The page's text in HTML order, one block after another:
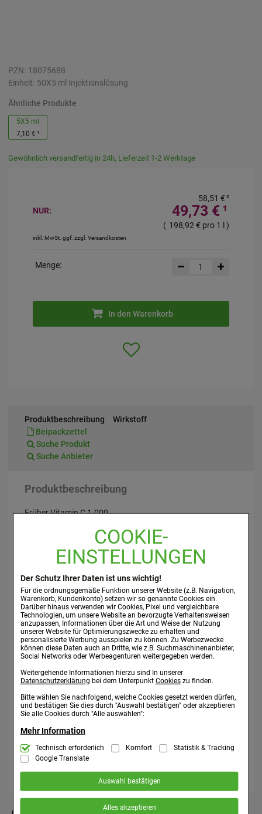
COOKIE-
EINSTELLUNGEN
Der Schutz Ihrer Daten ist uns wichtig!
Für die ordnungsgemäße Funktion unserer Website (z.B. Navigation,
Warenkorb, Kundenkonto) setzen wir so genannte Cookies ein.
Darüber hinaus verwenden wir Cookies, Pixel und vergleichbare
Technologien, um unsere Website an bevorzugte Verhaltensweisen
anzupassen, Informationen über die Art und Weise der Nutzung
unserer Website für Optimierungszwecke zu erhalten und
personalisierte Werbung ausspielen zu können. Zu Werbezwecke
können diese Daten auch an Dritte, wie z.B. Suchmaschinenanbieter,
Social Networks oder Werbeagenturen weitergegeben werden.
Weitergehende Informationen hierzu sind In unserer
Datenschutzerklärung bei dem Unterpunkt Cookieszu finden.
Bitte wählen Sie nachfolgend, welche Cookies gesetzt werden dürfen,
und bestätigen Sie dies durch "Auswahl bestätigen" oder akzeptieren
Sie alle Cookies durch "Alle auswählen":
Mehr Information
Technisch Notwendig:Hierbei handelt es sich um Cookies, die für
die Grundfunktionen unserer Website notwendig sind (z.B. Navigation,
Warenkorb, Kundenkonto), weshalb auf diese nicht verzichtet werden
kann.
Komfort:Diese Cookies werden genutzt um das Einkaufserlebnis
noch ansprechender zu gestalten, beispielsweise für die
Wiedererkennung des Besuchers oder unsere Seite an bevorzugte
Technisch erforderlich Komfort
Statistik & Tracking
Google Translate
Auswahl bestätigen
Alles akzeptieren
PZN: 18075688
Einheit: 50X5 ml Injektionslösung
Ähnliche Produkte
5X5 ml
7,10 € ¹
Gewöhnlich versandfertig in 24h, Lieferzeit 1-2 Werktage
NUR: 49,73 € ¹
58,51 €²
inkl. MwSt. ggf. zzgl. Versandkosten
( 198,92 € pro 1 l )
Menge:
In den Warenkorb
Produktbeschreibung
Wirkstoff
Beipackzettel
Suche Produkt
Suche Anbieter
Produktbeschreibung
Früher Vitamin C 1.000
Vitamin-C-Hochdosis-Injektionslösung für ein starkes
Immunsystem
Zur Vorbeugung und Therapie von Vitamin C-Mangel.
Vitamin C dient dem Körper zum Beispiel als Antioxidans
und hat Einfluss auf die normale Funktion des
Immunsystems. Dies kann bei einem Mangel an Vitamin C
beeinträchtigt sein, so dass der Körper anfälliger für
Infekte wird. Eine intravenöse (i.v.) Gabe ist durchaus
sinnvoll. Sie erreicht sofort und in vollem Umfang den
Blutkreislauf.
• Hochdosiert: 1.000 mg Vitamin C pro Ampulle
• Gelangt direkt in den Blutkreislauf und erreicht schnell
den Wirkort
Wirkstoff
Ascorbinsäure (Vitamin C)